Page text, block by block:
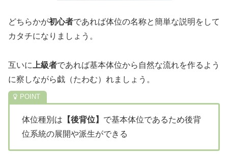
どちらかが初心者であれば体位の名称と簡単な説明をして
カタチになりましょう。
互いに 上級者であれば基本体位から自然な流れを作るよう
に察しながら戯（たわむ）れましょう。
体位種別は 【後背位】 で基本体位であるため後背
位系統の展開や派生ができる